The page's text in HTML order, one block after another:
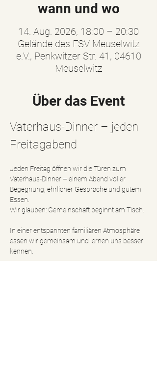
wann und wo
14. Aug. 2026, 18:00 – 20:30
Gelände des FSV Meuselwitz
e.V., Penkwitzer Str. 41, 04610
Meuselwitz
Über das Event
Vaterhaus-Dinner – jeden
Freitagabend
Jeden Freitag öffnen wir die Türen zum
Vaterhaus-Dinner – einem Abend voller
Begegnung, ehrlicher Gespräche und gutem
Essen.
Wir glauben: Gemeinschaft beginnt am Tisch.
In einer entspannten familiären Atmosphäre
essen wir gemeinsam und lernen uns besser
kennen.